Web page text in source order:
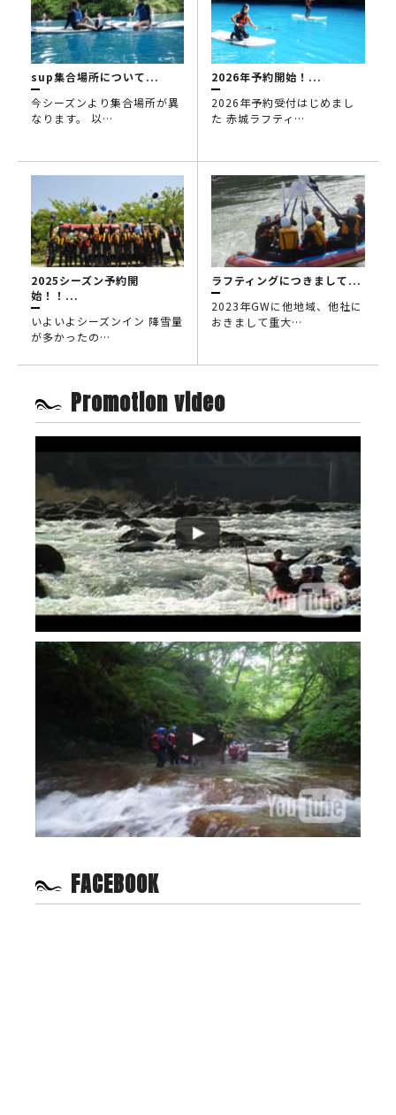
sup集合場所について...
今シーズンより集合場所が異
なります。 以…
2026年予約開始！...
2026年予約受付はじめまし
た 赤城ラフティ…
2025シーズン予約開
始！！...
いよいよシーズンイン 降雪量
が多かったの…
ラフティングにつきまして...
2023年GWに他地域、他社に
おきまして重大…
Promotion video
FACEBOOK